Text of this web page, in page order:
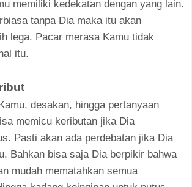
memiliki kedekatan dengan yang lain.
tanpa Dia maka itu akan
lega. Pacar merasa Kamu tidak
itu.
desakan, hingga pertanyaan
memicu keributan jika Dia
Pasti akan ada perdebatan jika Dia
Bahkan bisa saja Dia berpikir bahwa
mudah mematahkan semua